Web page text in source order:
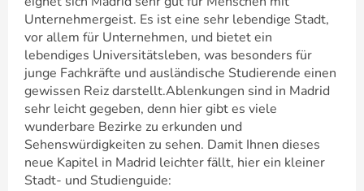
Unternehmergeist. Es ist eine sehr lebendige Stadt,
vor allem für Unternehmen, und bietet ein
lebendiges Universitätsleben, was besonders für
junge Fachkräfte und ausländische Studierende einen
gewissen Reiz darstellt.Ablenkungen sind in Madrid
sehr leicht gegeben, denn hier gibt es viele
wunderbare Bezirke zu erkunden und
Sehenswürdigkeiten zu sehen. Damit Ihnen dieses
neue Kapitel in Madrid leichter fällt, hier ein kleiner
Stadt- und Studienguide: